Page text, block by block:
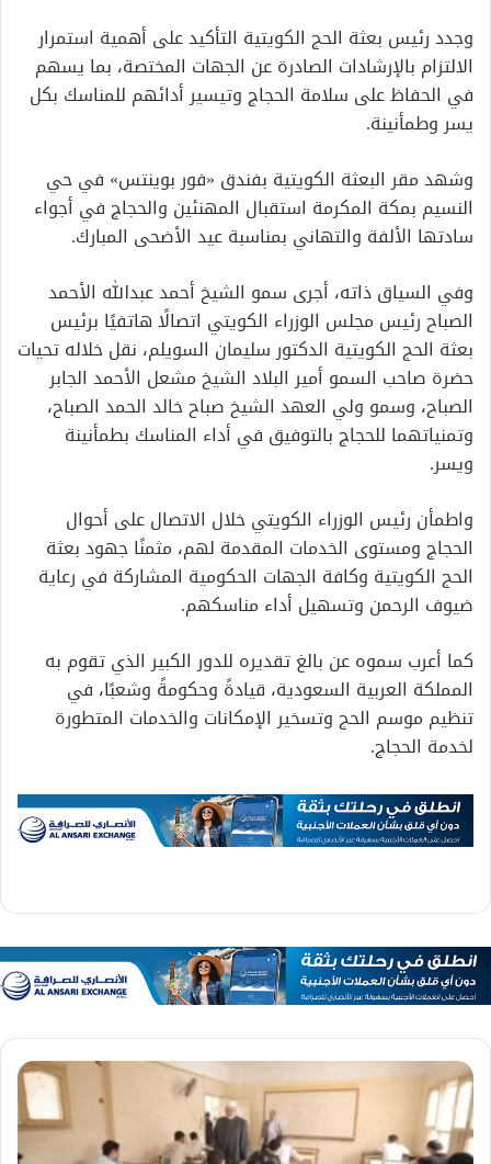
وجدد رئيس بعثة الحج الكويتية التأكيد على أهمية استمرار
الالتزام بالإرشادات الصادرة عن الجهات المختصة، بما يسهم
في الحفاظ على سلامة الحجاج وتيسير أدائهم للمناسك بكل
يسر وطمأنينة.
وشهد مقر البعثة الكويتية بفندق «فور بوينتس» في حي
النسيم بمكة المكرمة استقبال المهنئين والحجاج في أجواء
سادتها الألفة والتهاني بمناسبة عيد الأضحى المبارك.
وفي السياق ذاته، أجرى سمو الشيخ أحمد عبدالله الأحمد
الصباح رئيس مجلس الوزراء الكويتي اتصالًا هاتفيًا برئيس
بعثة الحج الكويتية الدكتور سليمان السويلم، نقل خلاله تحيات
حضرة صاحب السمو أمير البلاد الشيخ مشعل الأحمد الجابر
الصباح، وسمو ولي العهد الشيخ صباح خالد الحمد الصباح،
وتمنياتهما للحجاج بالتوفيق في أداء المناسك بطمأنينة
ويسر.
واطمأن رئيس الوزراء الكويتي خلال الاتصال على أحوال
الحجاج ومستوى الخدمات المقدمة لهم، مثمنًا جهود بعثة
الحج الكويتية وكافة الجهات الحكومية المشاركة في رعاية
ضيوف الرحمن وتسهيل أداء مناسكهم.
كما أعرب سموه عن بالغ تقديره للدور الكبير الذي تقوم به
المملكة العربية السعودية، قيادةً وحكومةً وشعبًا، في
تنظيم موسم الحج وتسخير الإمكانات والخدمات المتطورة
لخدمة الحجاج.